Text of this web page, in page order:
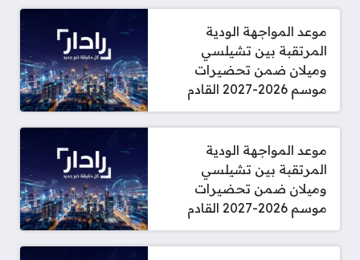
موعد المواجهة الودية
المرتقبة بين تشيلسي
وميلان ضمن تحضيرات
موسم 2026-2027 القادم
موعد المواجهة الودية
المرتقبة بين تشيلسي
وميلان ضمن تحضيرات
موسم 2026-2027 القادم